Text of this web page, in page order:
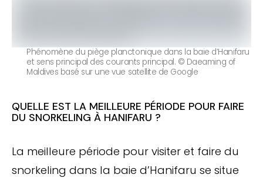
Phénomène du piège planctonique dans la baie d’Hanifaru
et sens principal des courants principal. © Daeaming of
Maldives basé sur une vue satellite de Google
QUELLE EST LA MEILLEURE PÉRIODE POUR FAIRE
DU SNORKELING À HANIFARU ?
La meilleure période pour visiter et faire du
snorkeling dans la baie d’Hanifaru se situe